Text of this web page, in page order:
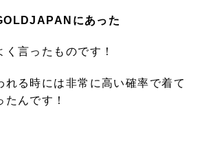
にあった
言ったものです！
れる時には非常に高い確率で着て
んです！